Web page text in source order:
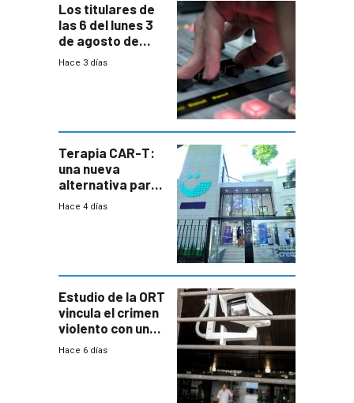
Los titulares de
las 6 del lunes 3
de agosto de
2026
Hace 3 días
Terapia CAR-T:
una nueva
alternativa para
niños y
Hace 4 días
Estudio de la ORT
vincula el crimen
violento con una
menor creación
Hace 6 días